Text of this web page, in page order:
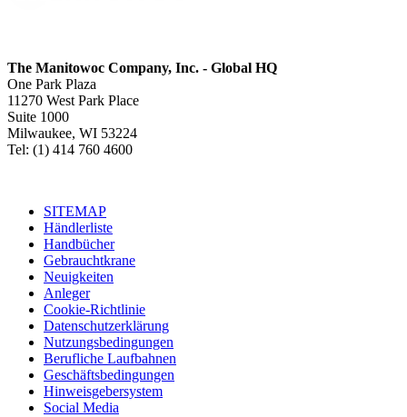
The Manitowoc Company, Inc. - Global HQ
One Park Plaza
11270 West Park Place
Suite 1000
Milwaukee, WI 53224
Tel: (1) 414 760 4600
SITEMAP
Händlerliste
Handbücher
Gebrauchtkrane
Neuigkeiten
Anleger
Cookie-Richtlinie
Datenschutzerklärung
Nutzungsbedingungen
Berufliche Laufbahnen
Geschäftsbedingungen
Hinweisgebersystem
Social Media